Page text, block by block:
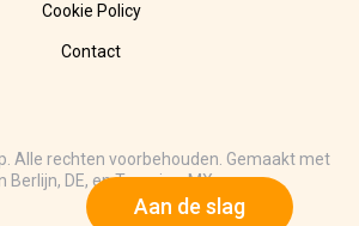
Aan de slag
Cookie Policy
Contact
Alle rechten voorbehouden. Gemaakt met
Berlijn, DE, en Tampico, MX.